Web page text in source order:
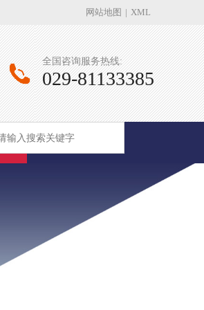
网站地图 | XML
全国咨询服务热线:
029-81133385